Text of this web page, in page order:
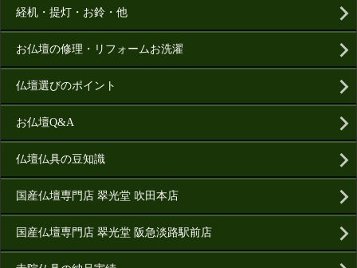
経机・提灯・お鈴・他
お仏壇の修理・リフォームお洗濯
仏壇選びのポイント
お仏壇Q&A
仏壇仏具の豆知識
国産仏壇専門店 翠光堂 吹田本店
国産仏壇専門店 翠光堂 阪急淡路駅前店